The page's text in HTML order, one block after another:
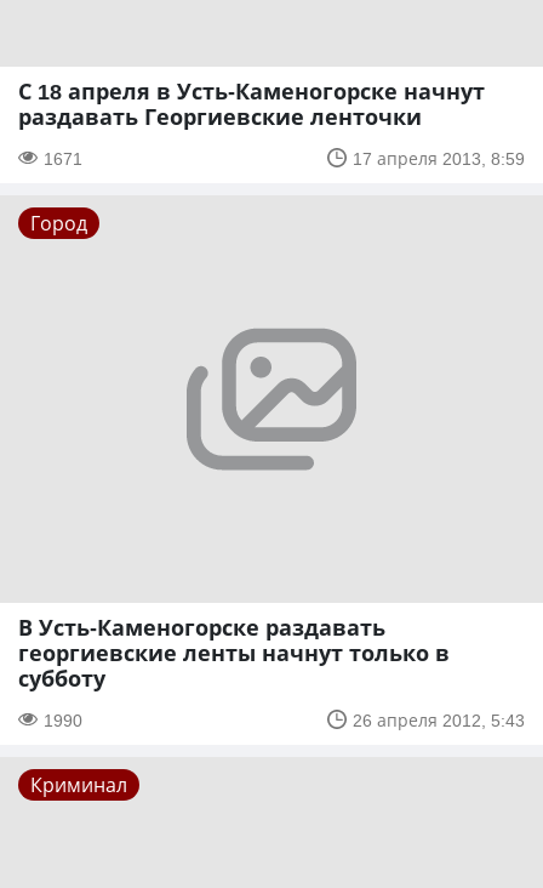
С 18 апреля в Усть-Каменогорске начнут
раздавать Георгиевские ленточки
1671 17 апреля 2013, 8:59
Город
В Усть-Каменогорске раздавать
георгиевские ленты начнут только в
субботу
1990 26 апреля 2012, 5:43
Криминал